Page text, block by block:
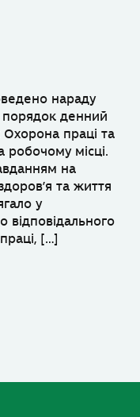
нараду
порядок денний
Охорона праці та
робочому місці.
на
та життя
у
відповідального
[…]